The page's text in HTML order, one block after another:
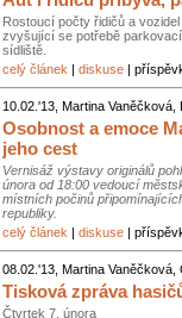
Rostoucí počty řidičů a
zvyšující se potřebě
sídliště.
celý článek | diskuse |
10.02.'13, Martina Vaněčková,
Osobnost a emoce
jeho cest
Vernisáž výstavy originálů
února od 18:00 vedoucí
místních počinů
republiky.
celý článek | diskuse |
08.02.'13, Martina Vaněčková,
Tisková zpráva
Čtvrtek 7. února